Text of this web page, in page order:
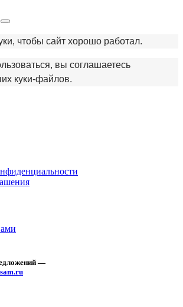
чтобы сайт хорошо работал.
вы соглашаетесь
куки‑файлов.
—